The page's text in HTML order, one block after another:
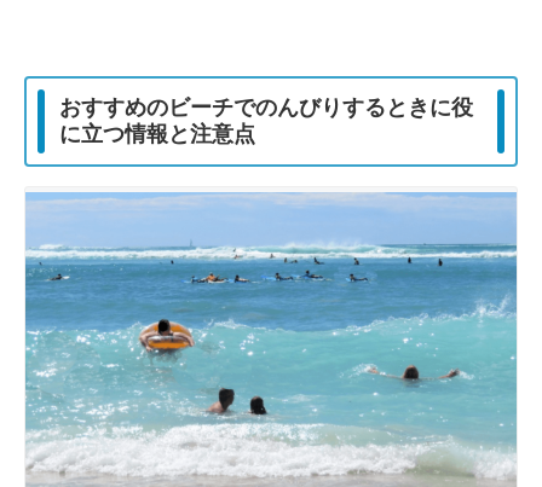
おすすめのビーチでのんびりするときに役
に立つ情報と注意点